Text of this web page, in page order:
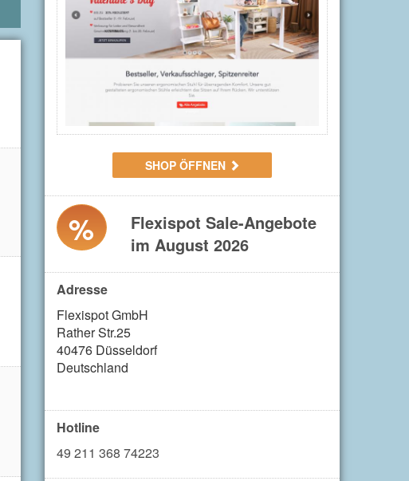
SHOP ÖFFNEN
%
Flexispot Sale-Angebote
im August 2026
Adresse
Flexispot GmbH
Rather Str.25
40476 Düsseldorf
Deutschland
Hotline
49 211 368 74223